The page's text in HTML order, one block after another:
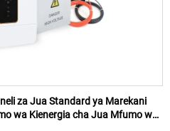
za Jua Standard ya Marekani
wa Kienergia cha Jua Mfumo wa